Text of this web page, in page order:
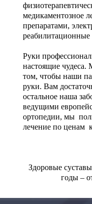
медикаментозное
препаратами,
Руки
настоящие чудеса.
том, чтобы наши
руки. Вам
остальное наша
ведущими
ортопедии, мы
лечение по ценам
Здоровые
годы –